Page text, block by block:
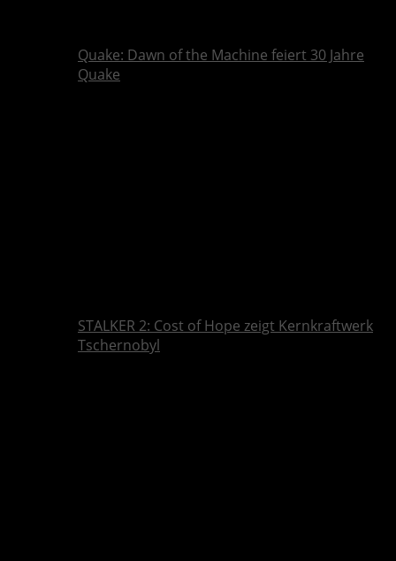
Quake: Dawn of the Machine feiert 30 Jahre
Quake
STALKER 2: Cost of Hope zeigt Kernkraftwerk
Tschernobyl